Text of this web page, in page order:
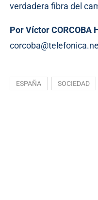
verdadera fibra del
Por Víctor CORCOBA
ESPAÑA SOCIEDAD